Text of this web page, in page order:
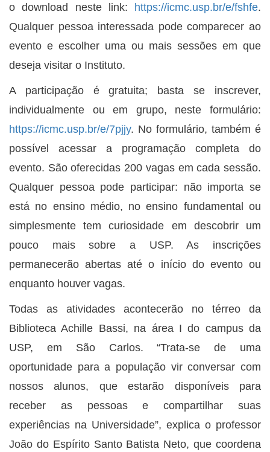
o download neste link: https://icmc.usp.br/e/fshfe.
Qualquer pessoa interessada pode comparecer ao
evento e escolher uma ou mais sessões em que
deseja visitar o Instituto.
A participação é gratuita; basta se inscrever,
individualmente ou em grupo, neste formulário:
https://icmc.usp.br/e/7pjjy. No formulário, também é
possível acessar a programação completa do
evento. São oferecidas 200 vagas em cada sessão.
Qualquer pessoa pode participar: não importa se
está no ensino médio, no ensino fundamental ou
simplesmente tem curiosidade em descobrir um
pouco mais sobre a USP. As inscrições
permanecerão abertas até o início do evento ou
enquanto houver vagas.
Todas as atividades acontecerão no térreo da
Biblioteca Achille Bassi, na área I do campus da
USP, em São Carlos. “Trata-se de uma
oportunidade para a população vir conversar com
nossos alunos, que estarão disponíveis para
receber as pessoas e compartilhar suas
experiências na Universidade”, explica o professor
João do Espírito Santo Batista Neto, que coordena